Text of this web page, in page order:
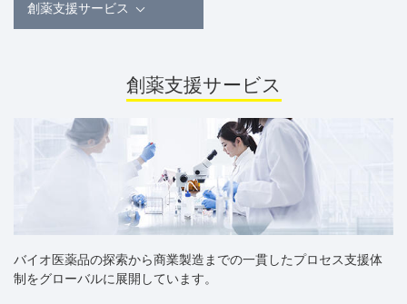
創薬支援サービス
創薬支援サービス
バイオ医薬品の探索から商業製造までの一貫したプロセス支援体
制をグローバルに展開しています。